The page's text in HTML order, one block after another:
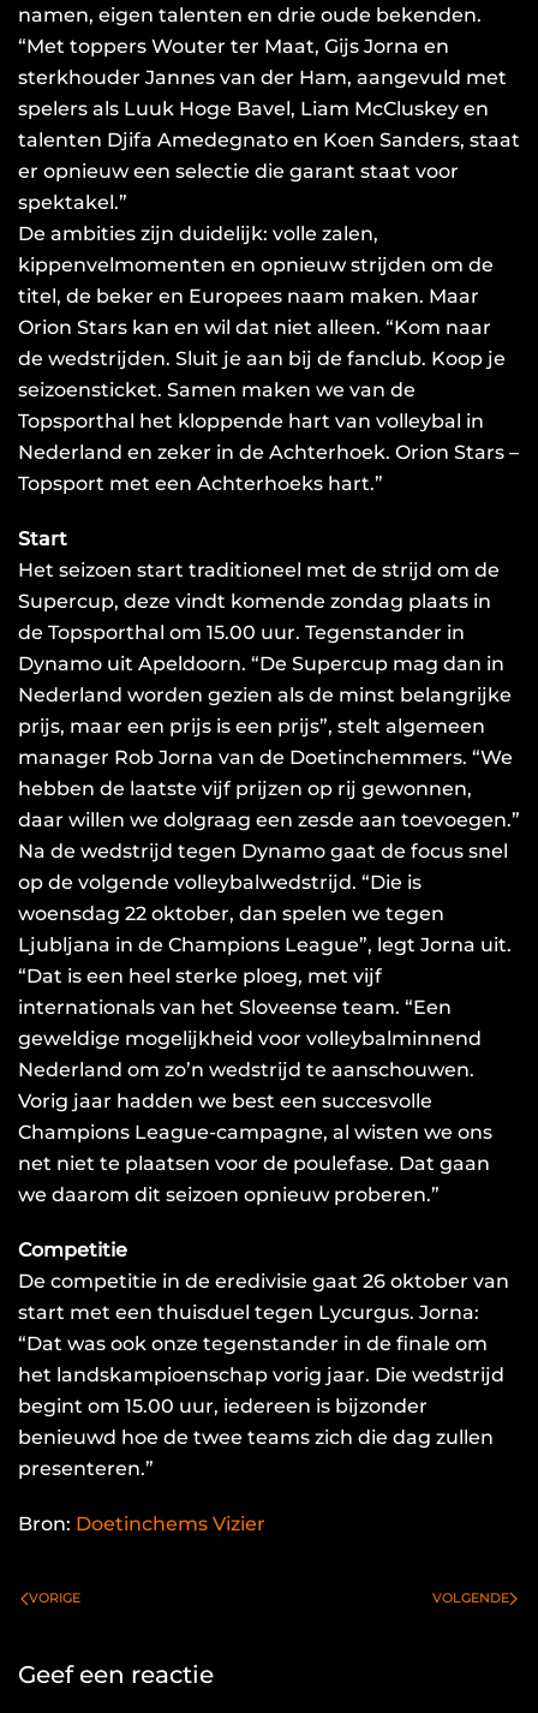
namen, eigen talenten en drie oude bekenden.
“Met toppers Wouter ter Maat, Gijs Jorna en
sterkhouder Jannes van der Ham, aangevuld met
spelers als Luuk Hoge Bavel, Liam McCluskey en
talenten Djifa Amedegnato en Koen Sanders, staat
er opnieuw een selectie die garant staat voor
spektakel.”
De ambities zijn duidelijk: volle zalen,
kippenvelmomenten en opnieuw strijden om de
titel, de beker en Europees naam maken. Maar
Orion Stars kan en wil dat niet alleen. “Kom naar
de wedstrijden. Sluit je aan bij de fanclub. Koop je
seizoensticket. Samen maken we van de
Topsporthal het kloppende hart van volleybal in
Nederland en zeker in de Achterhoek. Orion Stars –
Topsport met een Achterhoeks hart.”
Start
Het seizoen start traditioneel met de strijd om de
Supercup, deze vindt komende zondag plaats in
de Topsporthal om 15.00 uur. Tegenstander in
Dynamo uit Apeldoorn. “De Supercup mag dan in
Nederland worden gezien als de minst belangrijke
prijs, maar een prijs is een prijs”, stelt algemeen
manager Rob Jorna van de Doetinchemmers. “We
hebben de laatste vijf prijzen op rij gewonnen,
daar willen we dolgraag een zesde aan toevoegen.”
Na de wedstrijd tegen Dynamo gaat de focus snel
op de volgende volleybalwedstrijd. “Die is
woensdag 22 oktober, dan spelen we tegen
Ljubljana in de Champions League”, legt Jorna uit.
“Dat is een heel sterke ploeg, met vijf
internationals van het Sloveense team. “Een
geweldige mogelijkheid voor volleybalminnend
Nederland om zo’n wedstrijd te aanschouwen.
Vorig jaar hadden we best een succesvolle
Champions League-campagne, al wisten we ons
net niet te plaatsen voor de poulefase. Dat gaan
we daarom dit seizoen opnieuw proberen.”
Competitie
De competitie in de eredivisie gaat 26 oktober van
start met een thuisduel tegen Lycurgus. Jorna:
“Dat was ook onze tegenstander in de finale om
het landskampioenschap vorig jaar. Die wedstrijd
begint om 15.00 uur, iedereen is bijzonder
benieuwd hoe de twee teams zich die dag zullen
presenteren.”
Bron: Doetinchems Vizier
VORIGE VOLGENDE
Geef een reactie